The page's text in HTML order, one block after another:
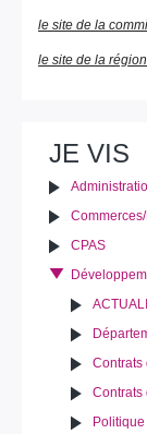
le site de la
le site de la
JE VIS
CPAS
Contrats
Contrats